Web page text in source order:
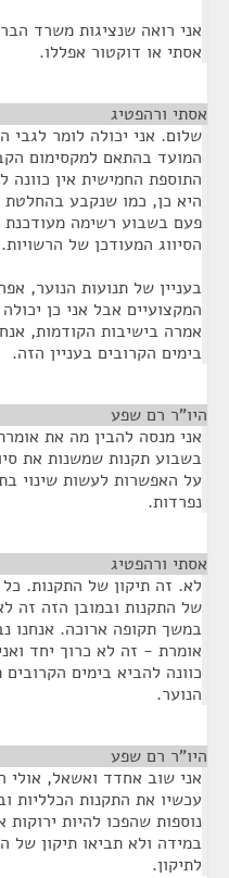
אני רואה שנציגות משרד
אסתי או דוקטור אפללו.
אסתי ורהפטיג
שלום. אני יכולה לומר לגבי
המועד בהתאם למקסימום
התוספת החמישית אין כוונה
היא כן, כמו שנקבע
פעם בשבוע רשימה מעודכנת
הסיווג המעודכן של הרשויות.
בעניין של תנועות הנוער,
המקצועיים אבל אני כן
אמרה בישיבות הקודמות,
בימים הקרובים בעניין הזה.
היו"ר רם שפע
אני מנסה להבין מה את
בשבוע תקנות שמשנות את
על האפשרות לעשות שינוי
נפרדות.
אסתי ורהפטיג
לא. זה תיקון של התקנות.
של התקנות ובמובן הזה זה
במשך תקופה ארוכה. אנחנו
אומרת - זה לא כרוך יחד
כוונה להביא בימים הקרובים
הנוער.
היו"ר רם שפע
אני שוב אחדד ואשאל, אולי
עכשיו את התקנות הכלליות
נוספות שהפכו להיות
במידה ולא תביאו תיקון של
לתיקון.